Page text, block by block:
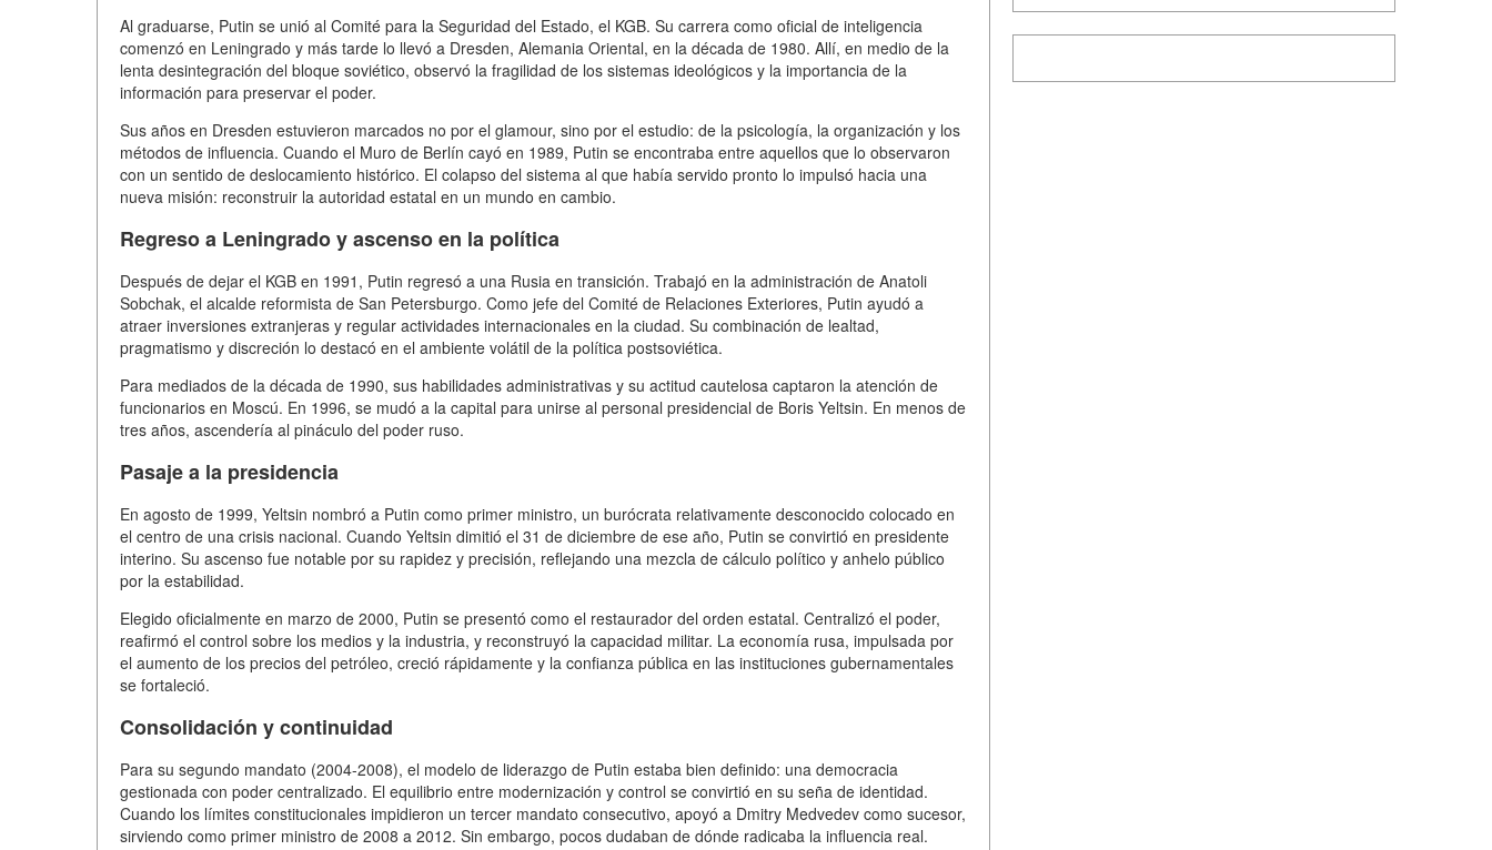
Al graduarse, Putin se unió al Comité para la Seguridad del Estado, el KGB. Su carrera como oficial de inteligencia
comenzó en Leningrado y más tarde lo llevó a Dresden, Alemania Oriental, en la década de 1980. Allí, en medio de la
lenta desintegración del bloque soviético, observó la fragilidad de los sistemas ideológicos y la importancia de la
información para preservar el poder.
Sus años en Dresden estuvieron marcados no por el glamour, sino por el estudio: de la psicología, la organización y los
métodos de influencia. Cuando el Muro de Berlín cayó en 1989, Putin se encontraba entre aquellos que lo observaron
con un sentido de deslocamiento histórico. El colapso del sistema al que había servido pronto lo impulsó hacia una
nueva misión: reconstruir la autoridad estatal en un mundo en cambio.
Regreso a Leningrado y ascenso en la política
Después de dejar el KGB en 1991, Putin regresó a una Rusia en transición. Trabajó en la administración de Anatoli
Sobchak, el alcalde reformista de San Petersburgo. Como jefe del Comité de Relaciones Exteriores, Putin ayudó a
atraer inversiones extranjeras y regular actividades internacionales en la ciudad. Su combinación de lealtad,
pragmatismo y discreción lo destacó en el ambiente volátil de la política postsoviética.
Para mediados de la década de 1990, sus habilidades administrativas y su actitud cautelosa captaron la atención de
funcionarios en Moscú. En 1996, se mudó a la capital para unirse al personal presidencial de Boris Yeltsin. En menos de
tres años, ascendería al pináculo del poder ruso.
Pasaje a la presidencia
En agosto de 1999, Yeltsin nombró a Putin como primer ministro, un burócrata relativamente desconocido colocado en
el centro de una crisis nacional. Cuando Yeltsin dimitió el 31 de diciembre de ese año, Putin se convirtió en presidente
interino. Su ascenso fue notable por su rapidez y precisión, reflejando una mezcla de cálculo político y anhelo público
por la estabilidad.
Elegido oficialmente en marzo de 2000, Putin se presentó como el restaurador del orden estatal. Centralizó el poder,
reafirmó el control sobre los medios y la industria, y reconstruyó la capacidad militar. La economía rusa, impulsada por
el aumento de los precios del petróleo, creció rápidamente y la confianza pública en las instituciones gubernamentales
se fortaleció.
Consolidación y continuidad
Para su segundo mandato (2004-2008), el modelo de liderazgo de Putin estaba bien definido: una democracia
gestionada con poder centralizado. El equilibrio entre modernización y control se convirtió en su seña de identidad.
Cuando los límites constitucionales impidieron un tercer mandato consecutivo, apoyó a Dmitry Medvedev como sucesor,
sirviendo como primer ministro de 2008 a 2012. Sin embargo, pocos dudaban de dónde radicaba la influencia real.